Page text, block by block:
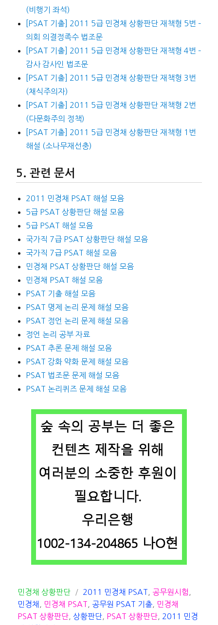
(비행기 좌석)
[PSAT 기출] 2011 5급 민경채 상황판단 재책형 5번 –
의회 의결정족수 법조문
[PSAT 기출] 2011 5급 민경채 상황판단 재책형 4번 –
감사 감사인 법조문
[PSAT 기출] 2011 5급 민경채 상황판단 재책형 3번
(채식주의자)
[PSAT 기출] 2011 5급 민경채 상황판단 재책형 2번
(다문화주의 정책)
[PSAT 기출] 2011 5급 민경채 상황판단 재책형 1번
해설 (소나무재선충)
관련 문서
2011 민경채 PSAT 해설 모음
5급 PSAT 상황판단 해설 모음
5급 PSAT 해설 모음
국가직 7급 PSAT 상황판단 해설 모음
국가직 7급 PSAT 해설 모음
민경채 PSAT 상황판단 해설 모음
민경채 PSAT 해설 모음
PSAT 기출 해설 모음
PSAT 명제 논리 문제 해설 모음
PSAT 정언 논리 문제 해설 모음
정언 논리 공부 자료
PSAT 추론 문제 해설 모음
PSAT 강화 약화 문제 해설 모음
PSAT 법조문 문제 해설 모음
PSAT 논리퀴즈 문제 해설 모음
카
테
고
민경채 상황판단
태
그
2011 민경채 PSAT 공무원시험
민경채
민경채 PSAT 공무원 PSAT 기출
민경채
PSAT 상황판단 ,상황판단 PSAT 상황판단
2011 민경